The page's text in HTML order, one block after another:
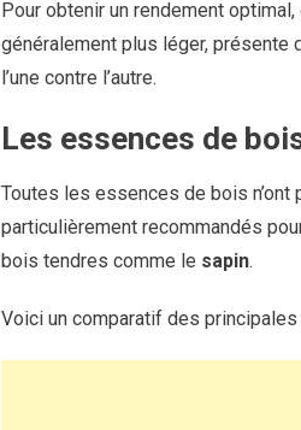
Pour obtenir un rendement
généralement plus léger, présente
l’une contre l’autre.
Les essences de
Toutes les essences de bois
particulièrement recommandés
bois tendres comme le sapin.
Voici un comparatif des